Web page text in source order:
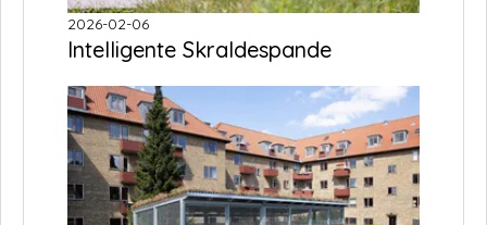
2026-02-06
Intelligente Skraldespande